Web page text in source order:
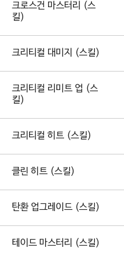
크로스건 마스터리 (스
킬)
크리티컬 대미지 (스킬)
크리티컬 리미트 업 (스
킬)
크리티컬 히트 (스킬)
클린 히트 (스킬)
탄환 업그레이드 (스킬)
테이드 마스터리 (스킬)